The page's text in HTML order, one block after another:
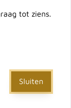
tot ziens.
Sluiten
privacy